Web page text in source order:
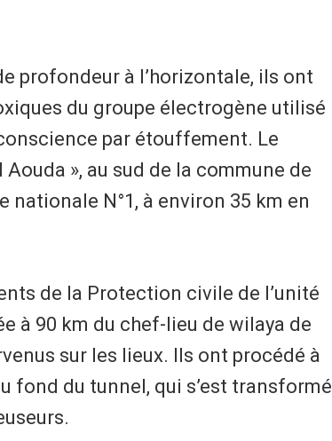
profondeur à l’horizontale, ils ont
du groupe électrogène utilisé
par étouffement. Le
», au sud de la commune de
nationale N°1, à environ 35 km en
de la Protection civile de l’unité
à 90 km du chef-lieu de wilaya de
sur les lieux. Ils ont procédé à
fond du tunnel, qui s’est transformé